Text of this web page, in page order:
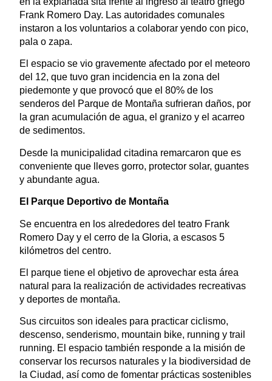
Frank Romero Day. Las autoridades comunales
instaron a los voluntarios a colaborar yendo con pico,
pala o zapa.
El espacio se vio gravemente afectado por el meteoro
del 12, que tuvo gran incidencia en la zona del
piedemonte y que provocó que el 80% de los
senderos del Parque de Montaña sufrieran daños, por
la gran acumulación de agua, el granizo y el acarreo
de sedimentos.
Desde la municipalidad citadina remarcaron que es
conveniente que lleves gorro, protector solar, guantes
y abundante agua.
El Parque Deportivo de Montaña
Se encuentra en los alrededores del teatro Frank
Romero Day y el cerro de la Gloria, a escasos 5
kilómetros del centro.
El parque tiene el objetivo de aprovechar esta área
natural para la realización de actividades recreativas
y deportes de montaña.
Sus circuitos son ideales para practicar ciclismo,
descenso, senderismo, mountain bike, running y trail
running. El espacio también responde a la misión de
conservar los recursos naturales y la biodiversidad de
la Ciudad, así como de fomentar prácticas sostenibles